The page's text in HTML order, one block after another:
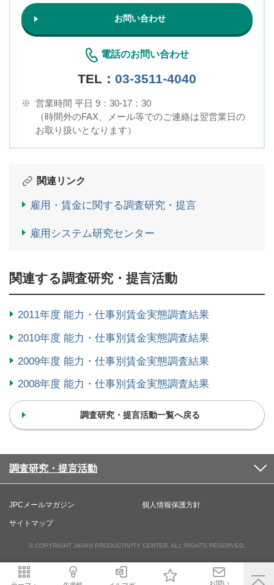
お問い合わせ
電話のお問い合わせ
TEL： 03-3511-4040
※ 営業時間 平日 9：30-17：30
（時間外のFAX、メール等でのご連絡は翌営業日の
お取り扱いとなります）
関連リンク
雇用・賃金に関する調査研究・提言
雇用システム研究センター
関連する調査研究・提言活動
2011年度 能力・仕事別賃金実態調査結果
2010年度 能力・仕事別賃金実態調査結果
2009年度 能力・仕事別賃金実態調査結果
2008年度 能力・仕事別賃金実態調査結果
調査研究・提言活動一覧へ戻る
調査研究・提言活動
JPCメールマガジン 個人情報保護方針
サイトマップ
© COPYRIGHT JAPAN PRODUCTIVITY CENTER. ALL RIGHTS RESERVED.
お問い